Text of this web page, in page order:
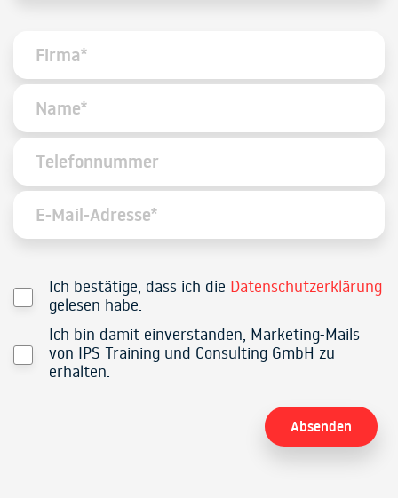
Ich bestätige, dass ich die Datenschutzerklärung
gelesen habe.
Ich bin damit einverstanden, Marketing-Mails
von IPS Training und Consulting GmbH zu
erhalten.